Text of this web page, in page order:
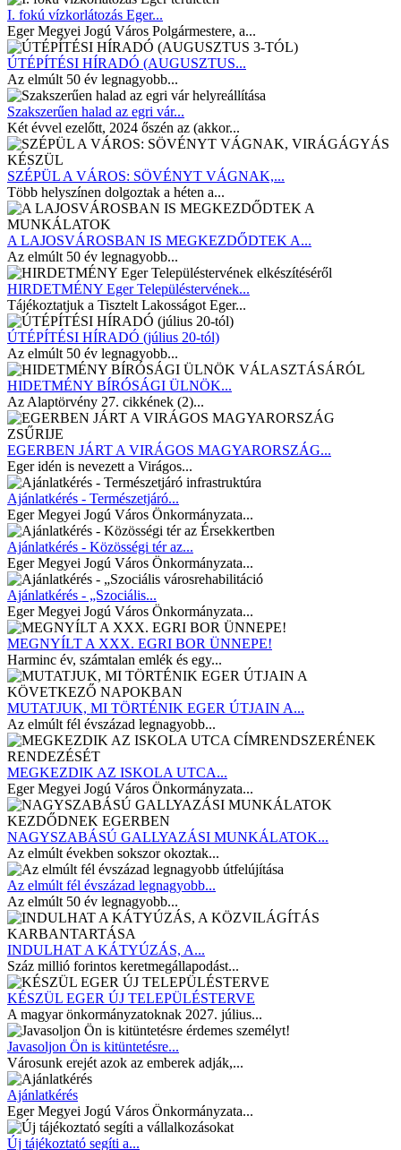
I. fokú vízkorlátozás Eger...
Eger Megyei Jogú Város Polgármestere, a...
ÚTÉPÍTÉSI HÍRADÓ (AUGUSZTUS...
Az elmúlt 50 év legnagyobb...
Szakszerűen halad az egri vár...
Két évvel ezelőtt, 2024 őszén az (akkor...
SZÉPÜL A VÁROS: SÖVÉNYT VÁGNAK,...
Több helyszínen dolgoztak a héten a...
A LAJOSVÁROSBAN IS MEGKEZDŐDTEK A...
Az elmúlt 50 év legnagyobb...
HIRDETMÉNY Eger Településtervének...
Tájékoztatjuk a Tisztelt Lakosságot Eger...
ÚTÉPÍTÉSI HÍRADÓ (július 20-tól)
Az elmúlt 50 év legnagyobb...
HIDETMÉNY BÍRÓSÁGI ÜLNÖK...
Az Alaptörvény 27. cikkének (2)...
EGERBEN JÁRT A VIRÁGOS MAGYARORSZÁG...
Eger idén is nevezett a Virágos...
Ajánlatkérés - Természetjáró...
Eger Megyei Jogú Város Önkormányzata...
Ajánlatkérés - Közösségi tér az...
Eger Megyei Jogú Város Önkormányzata...
Ajánlatkérés - „Szociális...
Eger Megyei Jogú Város Önkormányzata...
MEGNYÍLT A XXX. EGRI BOR ÜNNEPE!
Harminc év, számtalan emlék és egy...
MUTATJUK, MI TÖRTÉNIK EGER ÚTJAIN A...
Az elmúlt fél évszázad legnagyobb...
MEGKEZDIK AZ ISKOLA UTCA...
Eger Megyei Jogú Város Önkormányzata...
NAGYSZABÁSÚ GALLYAZÁSI MUNKÁLATOK...
Az elmúlt években sokszor okoztak...
Az elmúlt fél évszázad legnagyobb...
Az elmúlt 50 év legnagyobb...
INDULHAT A KÁTYÚZÁS, A...
Száz millió forintos keretmegállapodást...
KÉSZÜL EGER ÚJ TELEPÜLÉSTERVE
A magyar önkormányzatoknak 2027. július...
Javasoljon Ön is kitüntetésre...
Városunk erejét azok az emberek adják,...
Ajánlatkérés
Eger Megyei Jogú Város Önkormányzata...
Új tájékoztató segíti a...